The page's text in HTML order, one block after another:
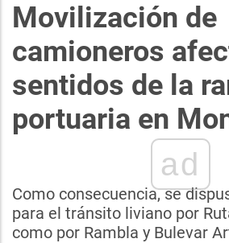
Movilización de
camioneros
sentidos de la
portuaria en
ad
Como consecuencia, se
para el tránsito liviano por
como por Rambla y Bulevar